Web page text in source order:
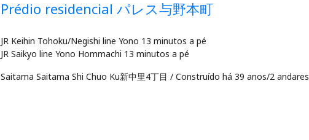
Prédio residencial パレス与野本町
JR Keihin Tohoku/Negishi line Yono 13 minutos a pé
Saitama Saitama Shi Chuo Ku新中里4丁目 / Construído há 39 anos/2 andares